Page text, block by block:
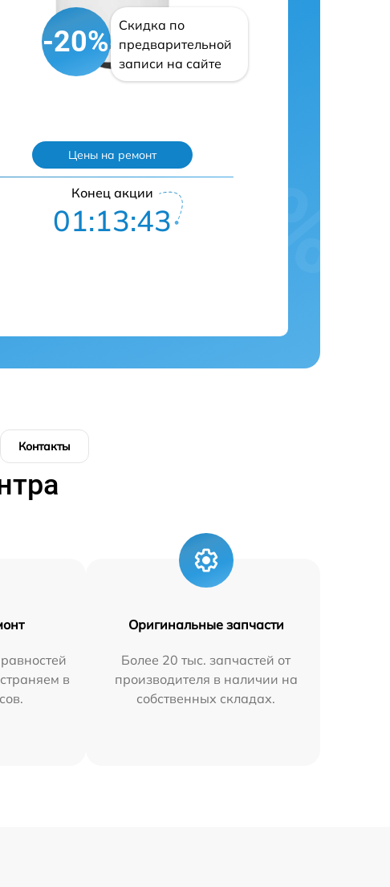
-20%
Скидка по
предварительной
записи на сайте
Цены на ремонт
Конец акции
01:13:42
Контакты
в
Оригинальные запчасти
Более 20 тыс. запчастей от
производителя в наличии на
собственных складах.